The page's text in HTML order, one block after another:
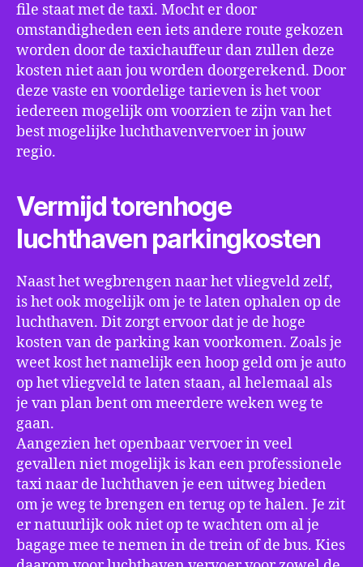
file staat met de taxi. Mocht er door
omstandigheden een iets andere route gekozen
worden door de taxichauffeur dan zullen deze
kosten niet aan jou worden doorgerekend. Door
deze vaste en voordelige tarieven is het voor
iedereen mogelijk om voorzien te zijn van het
best mogelijke luchthavenvervoer in jouw
regio.
Vermijd torenhoge
luchthaven parkingkosten
Naast het wegbrengen naar het vliegveld zelf,
is het ook mogelijk om je te laten ophalen op de
luchthaven. Dit zorgt ervoor dat je de hoge
kosten van de parking kan voorkomen. Zoals je
weet kost het namelijk een hoop geld om je auto
op het vliegveld te laten staan, al helemaal als
je van plan bent om meerdere weken weg te
gaan.
Aangezien het openbaar vervoer in veel
gevallen niet mogelijk is kan een professionele
taxi naar de luchthaven je een uitweg bieden
om je weg te brengen en terug op te halen. Je zit
er natuurlijk ook niet op te wachten om al je
bagage mee te nemen in de trein of de bus. Kies